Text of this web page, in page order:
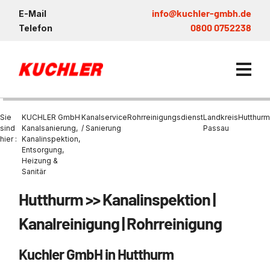
E-Mail info@kuchler-gmbh.de
Telefon 0800 0752238
Kanalservice / Sanierung
Großprofilsanierung
Schachtsanierung
GFK - Schachtliner
Entsorgung
Bohrschlamm
Entsorgung von
Behandlungsanlage
Wartung und Vollservice
Prüfung &
Sanierung von
Be- und Entkiesen von
Entleerung von
Faultürmen per
Entleerung und
Wärmepumpen Zentrum
Brückenentwässerung
Nachhaltigkeit & Umwelt
Referenzen
News & Aktuelles
Sie
sind
hier :
KUCHLER GmbH
Kanalsanierung,
Kanalinspektion,
Entsorgung,
Heizung &
Sanitär
Kanalservice
/ Sanierung
RohrreinigungsdienstLandkreis
Passau
Hutthurm
Hutthurm >> Kanalinspektion |
Kanalreinigung | Rohrreinigung
Kuchler GmbH in Hutthurm